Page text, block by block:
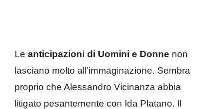
Le anticipazioni di Uomini e Donne non
lasciano molto all’immaginazione. Sembra
proprio che Alessandro Vicinanza abbia
litigato pesantemente con Ida Platano. Il